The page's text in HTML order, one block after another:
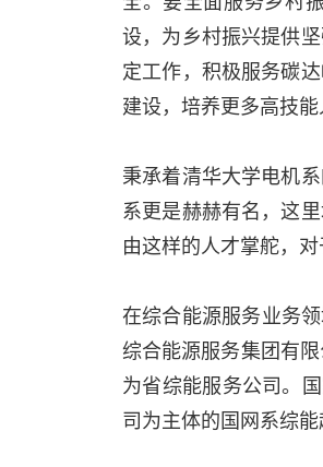
设，为乡村振兴提供
定工作，积极服务碳
建设，培养更多高技能
秉承着清华大学电机
系更是赫赫有名，这
由这样的人才掌舵，
在综合能源服务业务
综合能源服务集团有
为省综能服务公司。
司为主体的国网系综